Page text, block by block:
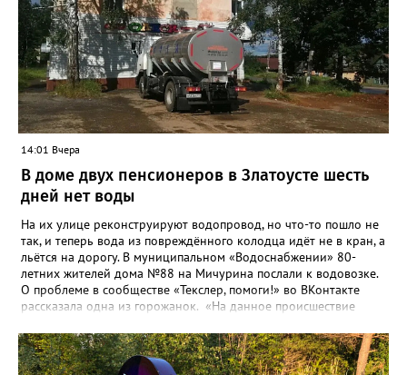
14:01 Вчера
В доме двух пенсионеров в Златоусте шесть
дней нет воды
На их улице реконструируют водопровод, но что-то пошло не
так, и теперь вода из повреждённого колодца идёт не в кран, а
льётся на дорогу. В муниципальном «Водоснабжении» 80-
летних жителей дома №88 на Мичурина послали к водовозке.
О проблеме в сообществе «Текслер, помоги!» во ВКонтакте
рассказала одна из горожанок. «На данное происшествие
гл.инженера Шепелева А.Н. из обслуживающей организации
МУП ЗГО "Златоустовское Водоснабжение" ул. Островского, 7,
никакие работы по восстановлению подачи воды в дом